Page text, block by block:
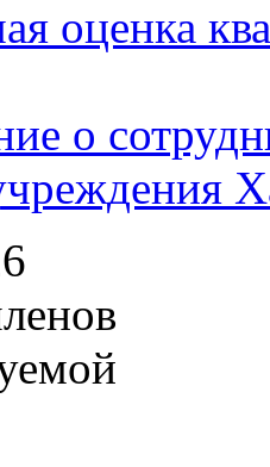
оценка
о